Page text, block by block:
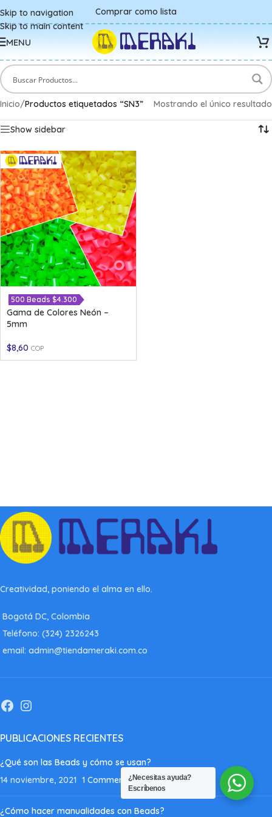
Skip to navigation
Skip to main content
Comprar como lista
MENU
Inicio/Productos etiquetados “SN3” Mostrando el único resultado
Show sidebar
500 Beads $4.300
Gama de Colores Neón –
5mm
$8,60 COP
Creatividad, poniendo el alma en ello.
Bogotá DC, Colombia
Teléfono: (324) 2326243
email: admin@tiendameraki.com.co
PUBLICACIONES RECIENTES
¿Qué son las Beads y cómo se usan?
14 noviembre, 2021 1 Comment
¿Cómo hacer manualidades con Beads?
¿Necesitas ayuda?
Escríbenos